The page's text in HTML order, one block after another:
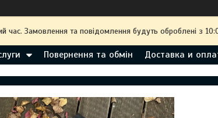
час. Замовлення та повідомлення будуть оброблені з
Повернення та обмін Доставка и